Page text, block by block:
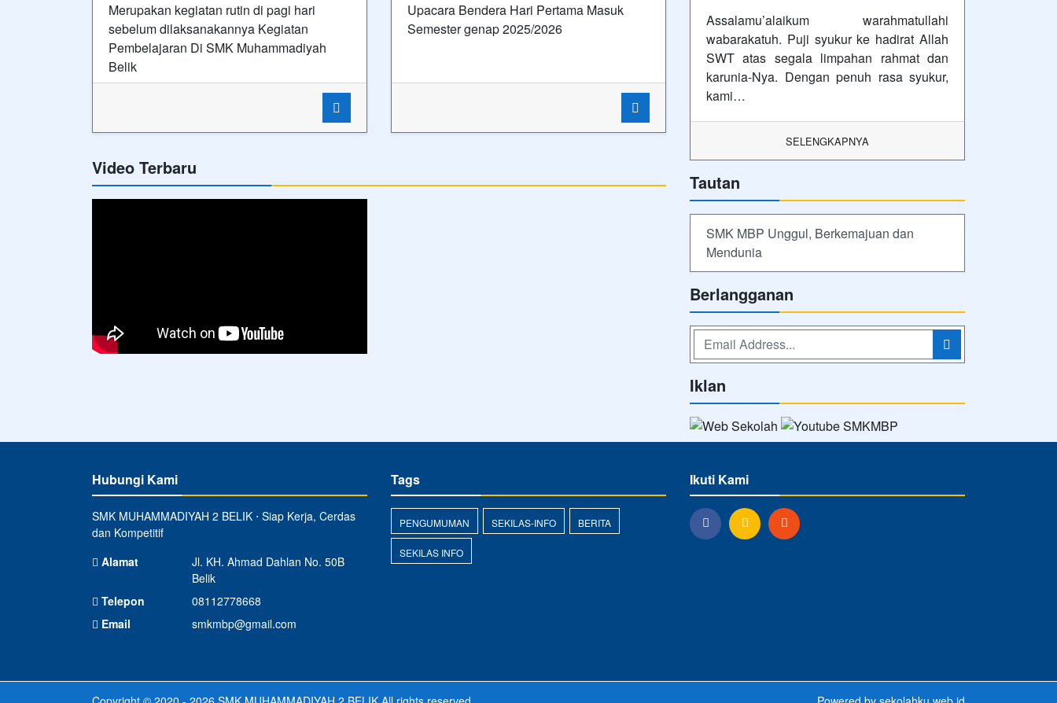
Merupakan kegiatan rutin di pagi hari
sebelum dilaksanakannya Kegiatan
Pembelajaran Di SMK Muhammadiyah
Belik
Upacara Bendera Hari Pertama Masuk
Semester genap 2025/2026
Video Terbaru
Assalamu’alaikum warahmatullahi
wabarakatuh. Puji syukur ke hadirat Allah
SWT atas segala limpahan rahmat dan
karunia-Nya. Dengan penuh rasa syukur,
kami…
SELENGKAPNYA
Tautan
SMK MBP Unggul, Berkemajuan dan
Mendunia
Berlangganan
Iklan
Hubungi Kami
SMK MUHAMMADIYAH 2 BELIK ⋅ Siap Kerja, Cerdas
dan Kompetitif
Alamat
Jl. KH. Ahmad Dahlan No. 50B
Belik
Telepon
08112778668
Email
smkmbp@gmail.com
Tags
PENGUMUMAN SEKILAS-INFO BERITA
SEKILAS INFO
Ikuti Kami